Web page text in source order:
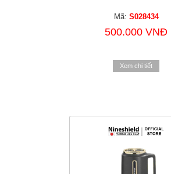
Mã: S028434
500.000 VNĐ
Xem chi tiết